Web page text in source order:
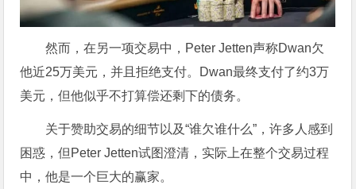
然而，在另一项交易中，Peter Jetten声称Dwan欠
他近25万美元，并且拒绝支付。Dwan最终支付了约3万
美元，但他似乎不打算偿还剩下的债务。
关于赞助交易的细节以及“谁欠谁什么”，许多人感到
困惑，但Peter Jetten试图澄清，实际上在整个交易过程
中，他是一个巨大的赢家。